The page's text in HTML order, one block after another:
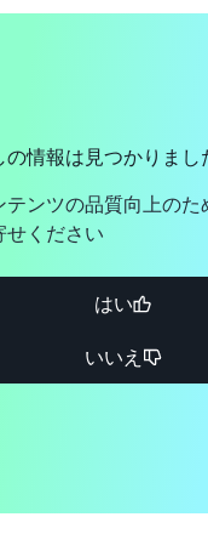
の情報は見つかりまし
テンツの品質向上のた
せください
はい
いいえ